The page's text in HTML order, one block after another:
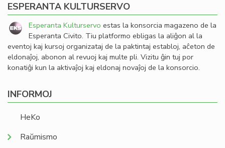
ESPERANTA KULTURSERVO
Esperanta Kulturservo estas la konsorcia magazeno de la
Esperanta Civito. Tiu platformo ebligas la aliĝon al la
eventoj kaj kursoj organizataj de la paktintaj establoj, aĉeton de
eldonaĵoj, abonon al revuoj kaj multe pli. Vizitu ĝin tuj por
konatiĝi kun la aktivaĵoj kaj eldonaj novaĵoj de la konsorcio.
INFORMOJ
HeKo
Raŭmismo